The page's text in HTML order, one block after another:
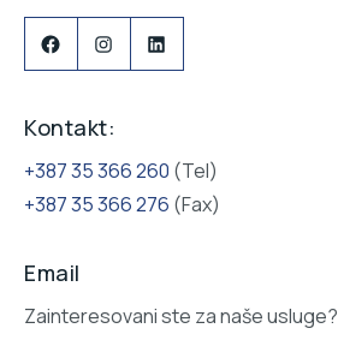
Facebook
InstagramLinkedIn
Kontakt:
+387 35 366 260 (Tel)
+387 35 366 276 (Fax)
Email
Zainteresovani ste za naše usluge?